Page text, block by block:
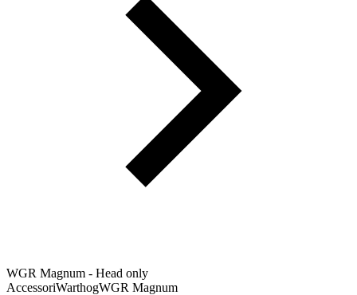
WGR Magnum - Head only
AccessoriWarthogWGR Magnum